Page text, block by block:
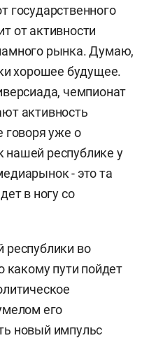
государственного
от активности
рынка. Думаю,
хорошее будущее.
чемпионат
активность
говоря уже о
нашей республике у
- это та
в ногу со
республики во
какому пути пойдет
его
новый импульс